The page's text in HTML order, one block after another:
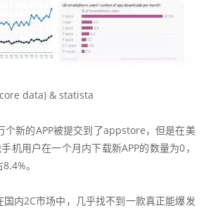
data) & statista
个新的APP被提交到了appstore，但是在美
机用户在一个月内下载新APP的数量为0，
。
内2C市场中，几乎找不到一款真正能爆发